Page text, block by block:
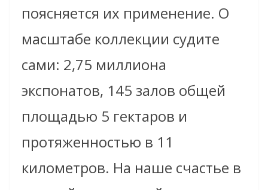
поясняется их применение. О
масштабе коллекции судите
сами: 2,75 миллиона
экспонатов, 145 залов общей
площадью 5 гектаров и
протяженностью в 11
километров. На наше счастье в